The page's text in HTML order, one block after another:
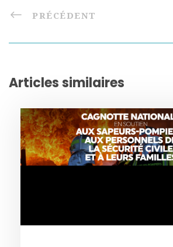
PRÉCÉDENT
Articles similaires